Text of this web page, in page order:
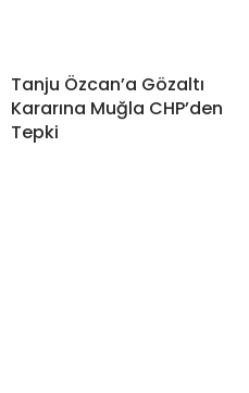
Tanju Özcan’a Gözaltı
Kararına Muğla CHP’den
Tepki